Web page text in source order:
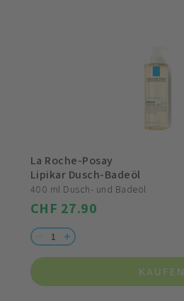
La Roche-Posay
Lipikar Dusch-Badeöl
400 ml Dusch- und Badeöl
CHF 27.90
KAUFEN